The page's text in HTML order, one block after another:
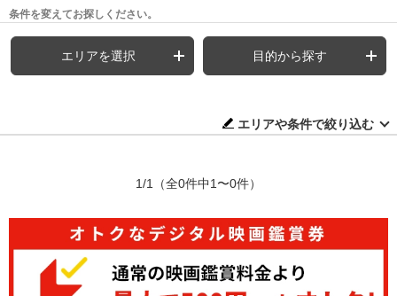
条件を変えてお探しください。
エリアを選択 目的から探す
エリアや条件で絞り込む
1/1 （全0件中1〜0件）